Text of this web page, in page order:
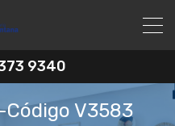
9340
Código V3583